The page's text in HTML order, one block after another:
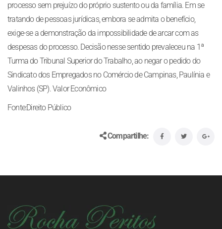
processo sem prejuízo do próprio sustento ou da família. Em se
tratando de pessoas jurídicas, embora se admita o benefício,
exige-se a demonstração da impossibilidade de arcar com as
despesas do processo. Decisão nesse sentido prevaleceu na 1ª
Turma do Tribunal Superior do Trabalho, ao negar o pedido do
Sindicato dos Empregados no Comércio de Campinas, Paulínia e
Valinhos (SP). Valor Econômico
Fonte:Direito Público
Compartilhe: